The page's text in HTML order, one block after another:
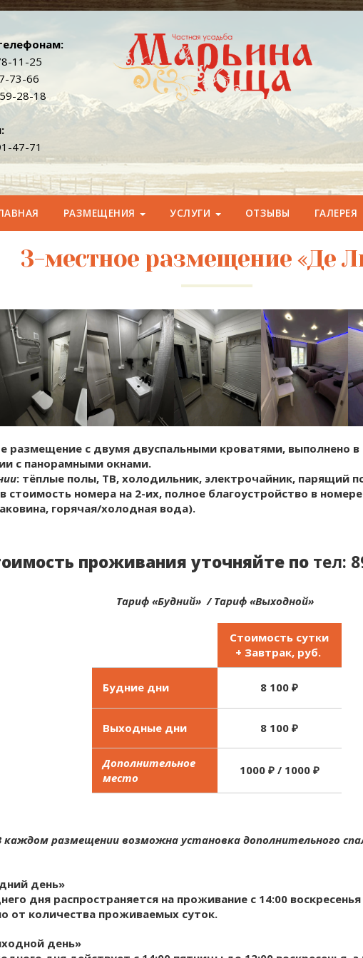
11-25
73-66
28-18
47-71
РАЗМЕЩЕНИЯ УСЛУГИ ОТЗЫВЫ ГАЛЕРЕЯ
3-местное размещение «Де
размещение с двумя двуспальными кроватями, выполнено
с панорамными окнами.
: тёплые полы, ТВ, холодильник, электрочайник, парящий
стоимость номера на 2-их, полное благоустройство в
горячая/холодная вода).
проживания уточняйте по тел:
Тариф «Будний» / Тариф «Выходной»
Стоимость сутки
+ Завтрак, руб.
Будние дни 8 100 ₽
Выходные дни 8 100 ₽
Дополнительное
место
1000 ₽ / 1000 ₽
каждом размещении возможна установка дополнительного
день»
дня распространяется на проживание с 14:00
от количества проживаемых суток.
день»